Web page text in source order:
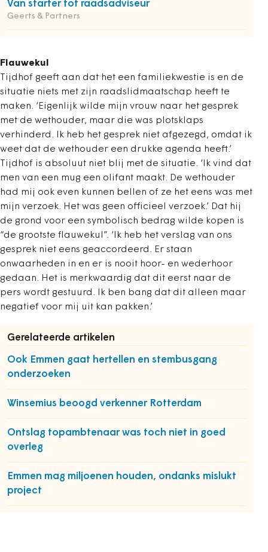
Van starter tot raadsadviseur
Geerts & Partners
Flauwekul
Tijdhof geeft aan dat het een familiekwestie is en de
situatie niets met zijn raadslidmaatschap heeft te
maken. ‘Eigenlijk wilde mijn vrouw naar het gesprek
met de wethouder, maar die was plotsklaps
verhinderd. Ik heb het gesprek niet afgezegd, omdat ik
weet dat de wethouder een drukke agenda heeft.’
Tijdhof is absoluut niet blij met de situatie. ‘Ik vind dat
men van een mug een olifant maakt. De wethouder
had mij ook even kunnen bellen of ze het eens was met
mijn verzoek. Het was geen officieel verzoek.’ Dat hij
de grond voor een symbolisch bedrag wilde kopen is
“de grootste flauwekul”. ‘Ik heb het verslag van ons
gesprek niet eens geaccordeerd. Er staan
onwaarheden in en er is nooit hoor- en wederhoor
gedaan. Het is merkwaardig dat dit eerst naar de
pers wordt gestuurd. Ik ben bang dat dit alleen maar
negatief voor mij uit kan pakken.’
Gerelateerde artikelen
Ook Emmen gaat hertellen en stembusgang
onderzoeken
Winsemius beoogd verkenner Rotterdam
Ontslag topambtenaar was toch niet in goed
overleg
Emmen mag miljoenen houden, ondanks mislukt
project